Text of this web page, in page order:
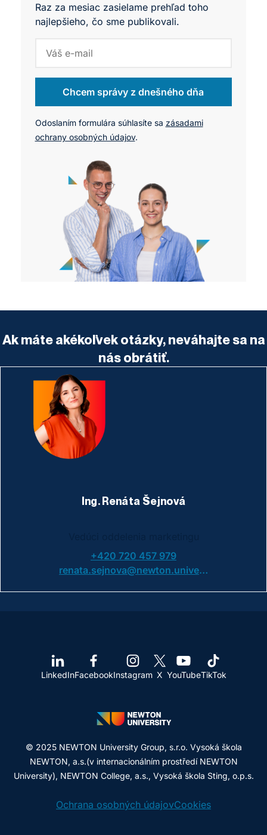
Raz za mesiac zasielame prehľad toho
najlepšieho, čo sme publikovali.
Chcem správy z dnešného dňa
Odoslaním formulára súhlasíte sa zásadami
ochrany osobných údajov.
LinkedInFacebookInstagram X YouTubeTikTok
© 2025 NEWTON University Group, s.r.o. Vysoká škola
NEWTON, a.s.(v internacionálním prostředí NEWTON
University), NEWTON College, a.s., Vysoká škola Sting, o.p.s.
Ochrana osobných údajovCookies
Ak máte akékoľvek otázky, neváhajte sa na
nás obrátiť.
Ing. Renáta Šejnová
+420 720 457 979
renata.sejnova@newton.university